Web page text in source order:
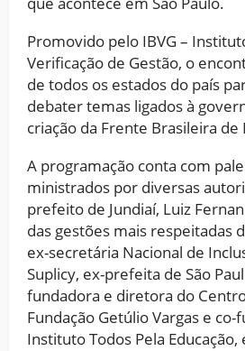
Promovido pelo IBVG –
Verificação de Gestão, o
de todos os estados do país
debater temas ligados à
criação da Frente Brasileira de
A programação conta com
ministrados por diversas
prefeito de Jundiaí, Luiz
das gestões mais respeitadas
ex-secretária Nacional de
Suplicy, ex-prefeita de São
fundadora e diretora do
Fundação Getúlio Vargas e
Instituto Todos Pela